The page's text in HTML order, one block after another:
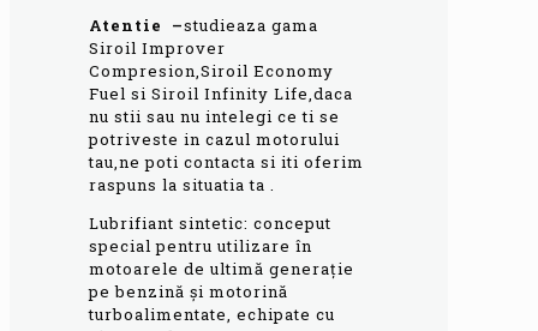
Atentie –studieaza gama
Siroil Improver
Compresion,Siroil Economy
Fuel si Siroil Infinity Life,daca
nu stii sau nu intelegi ce ti se
potriveste in cazul motorului
tau,ne poti contacta si iti oferim
raspuns la situatia ta .
Lubrifiant sintetic: conceput
special pentru utilizare în
motoarele de ultimă generație
pe benzină și motorină
turboalimentate, echipate cu